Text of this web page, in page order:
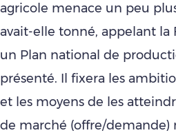
agricole menace un peu
avait-elle tonné, appelant la
un Plan national de
présenté. Il fixera les
et les moyens de les
de marché (offre/demande)